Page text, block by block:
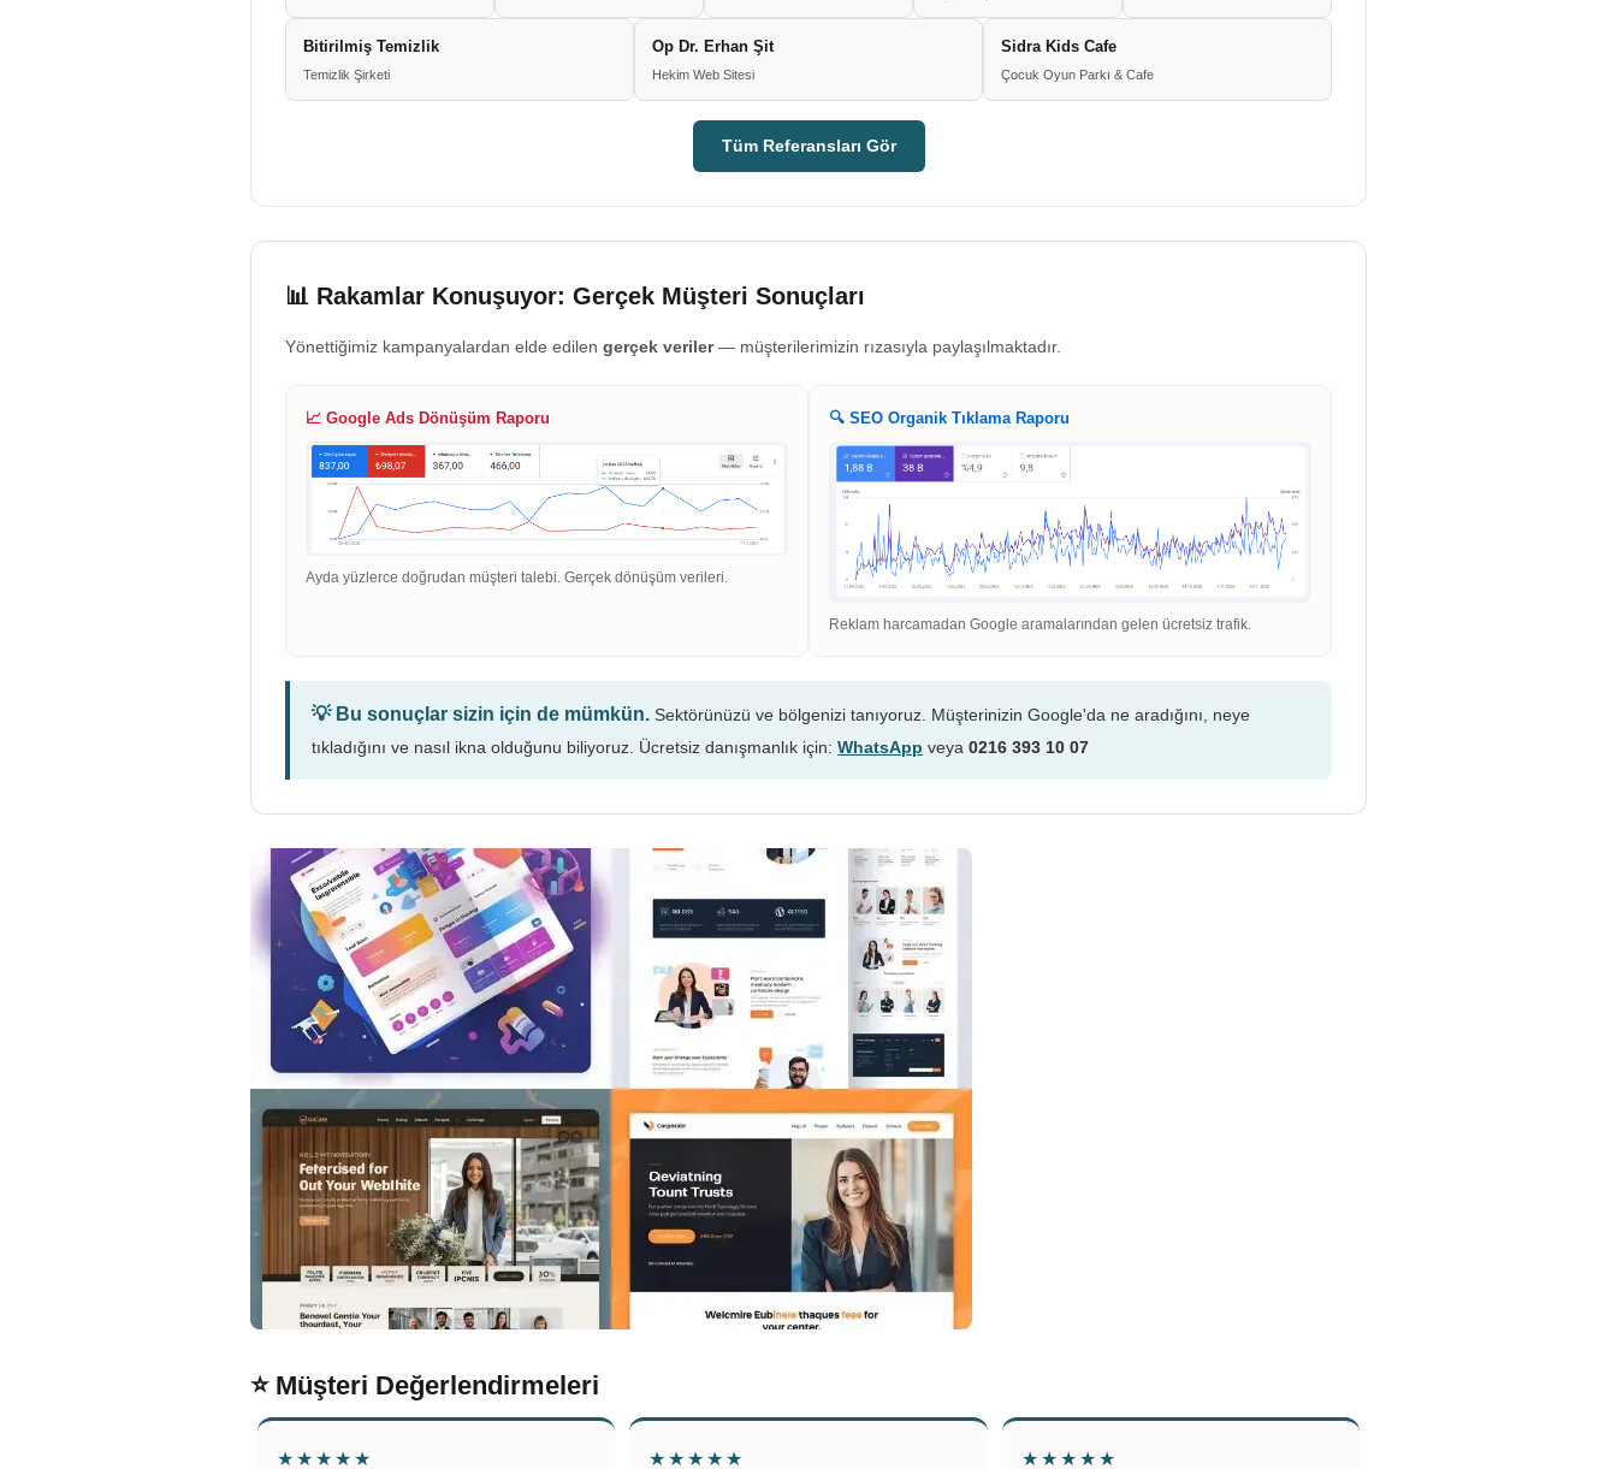
Bitirilmiş Temizlik
Temizlik Şirketi
Op Dr. Erhan Şit
Hekim Web Sitesi
Sidra Kids Cafe
Çocuk Oyun Parkı & Cafe
Tüm Referansları Gör
📊 Rakamlar Konuşuyor: Gerçek Müşteri Sonuçları
Yönettiğimiz kampanyalardan elde edilen gerçek veriler— müşterilerimizin rızasıyla paylaşılmaktadır.
📈 Google Ads Dönüşüm Raporu
Ayda yüzlerce doğrudan müşteri talebi. Gerçek dönüşüm verileri.
🔍 SEO Organik Tıklama Raporu
Reklam harcamadan Google aramalarından gelen ücretsiz trafik.
💡 Bu sonuçlar sizin için de mümkün. Sektörünüzü ve bölgenizi tanıyoruz. Müşterinizin Google'da ne aradığını, neye
tıkladığını ve nasıl ikna olduğunu biliyoruz. Ücretsiz danışmanlık için: WhatsApp veya 0216 393 10 07
⭐ Müşteri Değerlendirmeleri
★★★★★ ★★★★★ ★★★★★